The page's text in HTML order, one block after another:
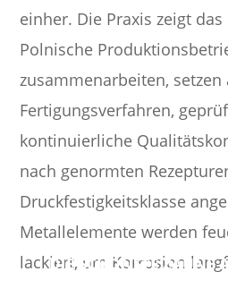
DIE SCHÖNSTE ZÄUNE
einher. Die Praxis zeigt das
Polnische
zusammenarbeiten,
Fertigungsverfahren,
kontinuierliche
nach genormten
Druckfestigkeitsklasse
Metallelemente werden
lackiert, um Korrosion